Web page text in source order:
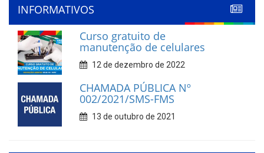
INFORMATIVOS
Curso gratuito de
manutenção de celulares
12 de dezembro de 2022
CHAMADA PÚBLICA Nº
002/2021/SMS-FMS
13 de outubro de 2021